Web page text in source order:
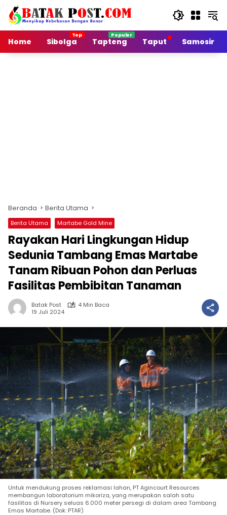
Langsung
konten
Home
Sibolga Tapteng Taput Samosir
Beranda Berita Utama
Berita Utama Martabe Gold Mine
Rayakan Hari Lingkungan Hidup
Sedunia Tambang Emas Martabe
Tanam Ribuan Pohon dan Perluas
Fasilitas Pembibitan Tanaman
Batak Post
4 Min Baca
19 Juli 2024
Untuk mendukung proses reklamasi lahan, PT Agincourt Resources
membangun laboratorium mikoriza, yang merupakan salah satu
fasilitas di Nursery seluas 6.000 meter persegi di dalam area Tambang
Emas Martabe. (Dok: PTAR)